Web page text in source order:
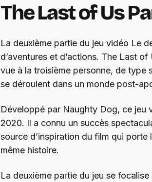
The Last of Us
La deuxième partie du jeu vidéo Le
d’aventures et d’actions. The Last
vue à la troisième personne, de type
se déroulent dans un monde post-
Développé par Naughty Dog, ce jeu
2020. Il a connu un succès
source d’inspiration du film qui porte
même histoire.
La deuxième partie du jeu se focalise